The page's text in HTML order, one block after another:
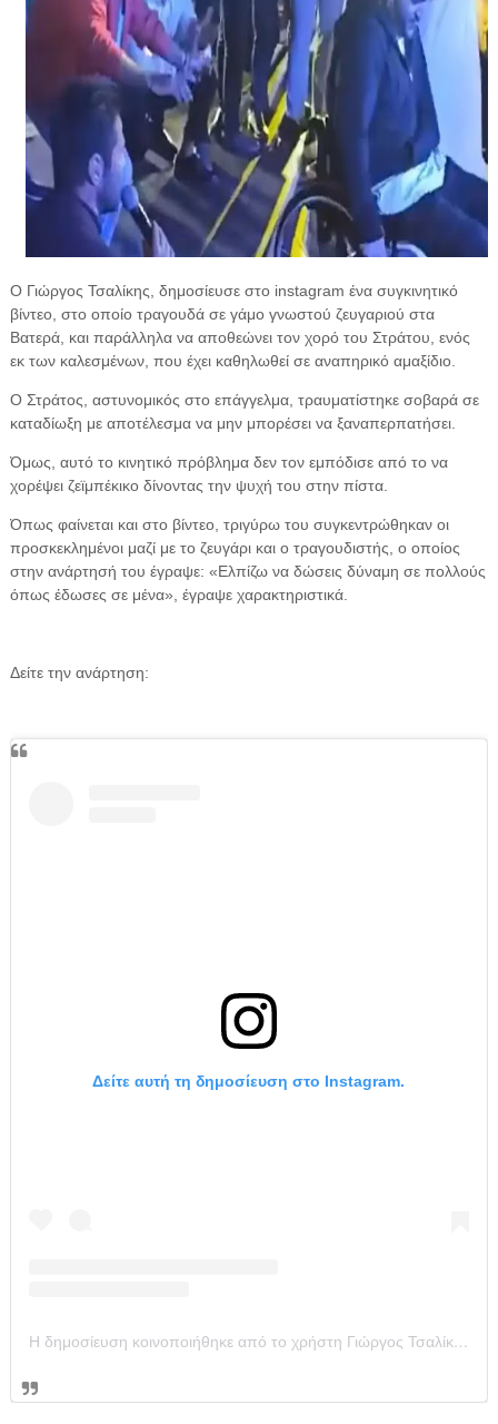
Ο Γιώργος Τσαλίκης, δημοσίευσε στο instagram ένα συγκινητικό
βίντεο, στο οποίο τραγουδά σε γάμο γνωστού ζευγαριού στα
Βατερά, και παράλληλα να αποθεώνει τον χορό του Στράτου, ενός
εκ των καλεσμένων, που έχει καθηλωθεί σε αναπηρικό αμαξίδιο.
Ο Στράτος, αστυνομικός στο επάγγελμα, τραυματίστηκε σοβαρά σε
καταδίωξη με αποτέλεσμα να μην μπορέσει να ξαναπερπατήσει.
Όμως, αυτό το κινητικό πρόβλημα δεν τον εμπόδισε από το να
χορέψει ζεϊμπέκικο δίνοντας την ψυχή του στην πίστα.
Όπως φαίνεται και στο βίντεο, τριγύρω του συγκεντρώθηκαν οι
προσκεκλημένοι μαζί με το ζευγάρι και ο τραγουδιστής, ο οποίος
στην ανάρτησή του έγραψε: «Ελπίζω να δώσεις δύναμη σε πολλούς
όπως έδωσες σε μένα», έγραψε χαρακτηριστικά.
Δείτε την ανάρτηση:
Δείτε αυτή τη δημοσίευση στο Instagram.
Η δημοσίευση κοινοποιήθηκε από το χρήστη Γιώργος Τσαλίκης (@tsalikisgiorgos)